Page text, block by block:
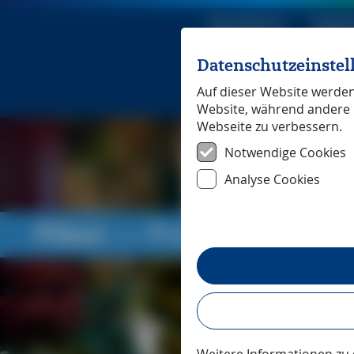
Reiseführer
Michael
Auf dieser Website
Website, während
Webseite zu verbessern.
Notwendige Cookies
Analyse Cookies